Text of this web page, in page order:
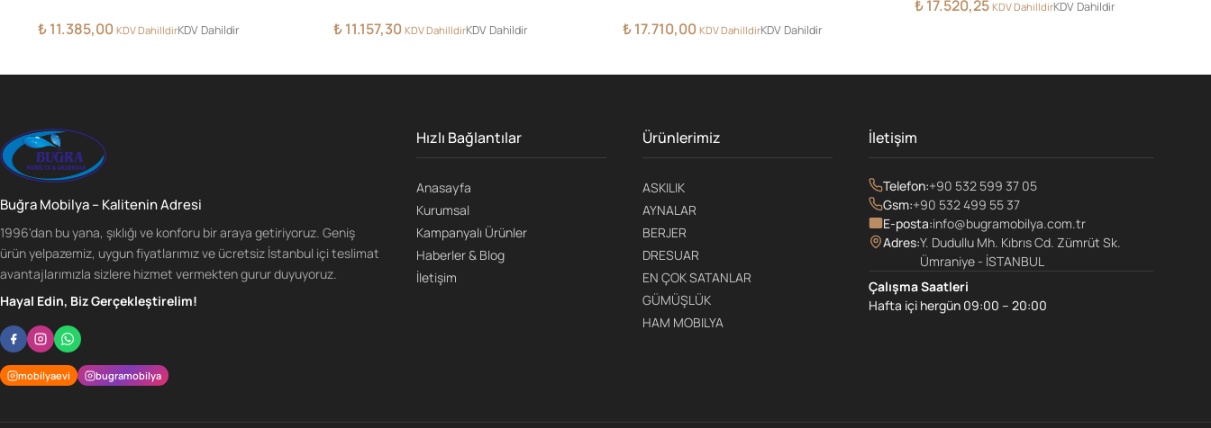
₺11.385,00 KDV DahilldirKDV Dahildir ₺11.157,30 KDV DahilldirKDV Dahildir ₺17.710,00 KDV DahilldirKDV Dahildir
₺17.520,25 KDV DahilldirKDV Dahildir
Buğra Mobilya – Kalitenin Adresi
1996'dan bu yana, şıklığı ve konforu bir araya getiriyoruz. Geniş
ürün yelpazemiz, uygun fiyatlarımız ve ücretsiz İstanbul içi teslimat
avantajlarımızla sizlere hizmet vermekten gurur duyuyoruz.
Hayal Edin, Biz Gerçekleştirelim!
mobilyaevi bugramobilya
Hızlı Bağlantılar
Anasayfa
Kurumsal
Kampanyalı Ürünler
Haberler & Blog
İletişim
Ürünlerimiz
ASKILIK
AYNALAR
BERJER
DRESUAR
EN ÇOK SATANLAR
GÜMÜŞLÜK
HAM MOBILYA
İletişim
Telefon:+90 532 599 37 05
Gsm:+90 532 499 55 37
E-posta:info@bugramobilya.com.tr
Adres:Y. Dudullu Mh. Kıbrıs Cd. Zümrüt Sk.
Ümraniye - İSTANBUL
Çalışma Saatleri
Hafta içi hergün 09:00 – 20:00